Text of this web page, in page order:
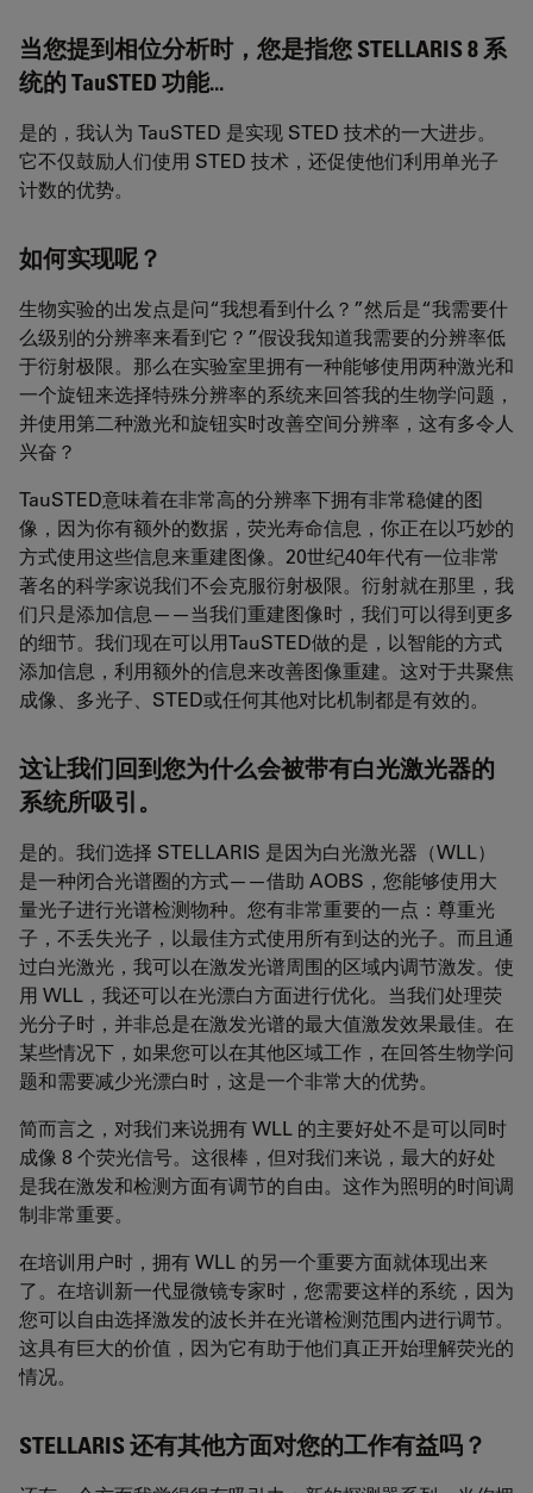
当您提到相位分析时，您是指您 STELLARIS 8 系
统的 TauSTED 功能...
是的，我认为 TauSTED 是实现 STED 技术的一大进步。
它不仅鼓励人们使用 STED 技术，还促使他们利用单光子
计数的优势。
如何实现呢？
生物实验的出发点是问“我想看到什么？”然后是“我需要什
么级别的分辨率来看到它？”假设我知道我需要的分辨率低
于衍射极限。那么在实验室里拥有一种能够使用两种激光和
一个旋钮来选择特殊分辨率的系统来回答我的生物学问题，
并使用第二种激光和旋钮实时改善空间分辨率，这有多令人
兴奋？
TauSTED意味着在非常高的分辨率下拥有非常稳健的图
像，因为你有额外的数据，荧光寿命信息，你正在以巧妙的
方式使用这些信息来重建图像。20世纪40年代有一位非常
著名的科学家说我们不会克服衍射极限。衍射就在那里，我
们只是添加信息——当我们重建图像时，我们可以得到更多
的细节。我们现在可以用TauSTED做的是，以智能的方式
添加信息，利用额外的信息来改善图像重建。这对于共聚焦
成像、多光子、STED或任何其他对比机制都是有效的。
这让我们回到您为什么会被带有白光激光器的
系统所吸引。
是的。我们选择 STELLARIS 是因为白光激光器（WLL）
是一种闭合光谱圈的方式——借助 AOBS，您能够使用大
量光子进行光谱检测物种。您有非常重要的一点：尊重光
子，不丢失光子，以最佳方式使用所有到达的光子。而且通
过白光激光，我可以在激发光谱周围的区域内调节激发。使
用 WLL，我还可以在光漂白方面进行优化。当我们处理荧
光分子时，并非总是在激发光谱的最大值激发效果最佳。在
某些情况下，如果您可以在其他区域工作，在回答生物学问
题和需要减少光漂白时，这是一个非常大的优势。
简而言之，对我们来说拥有 WLL 的主要好处不是可以同时
成像 8 个荧光信号。这很棒，但对我们来说，最大的好处
是我在激发和检测方面有调节的自由。这作为照明的时间调
制非常重要。
在培训用户时，拥有 WLL 的另一个重要方面就体现出来
了。在培训新一代显微镜专家时，您需要这样的系统，因为
您可以自由选择激发的波长并在光谱检测范围内进行调节。
这具有巨大的价值，因为它有助于他们真正开始理解荧光的
情况。
STELLARIS 还有其他方面对您的工作有益吗？